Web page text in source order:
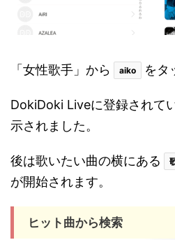
「女性歌手」から aiko をタ
DokiDoki Liveに登録されて
示されました。
後は歌いたい曲の横にある
が開始されます。
ヒット曲から検索